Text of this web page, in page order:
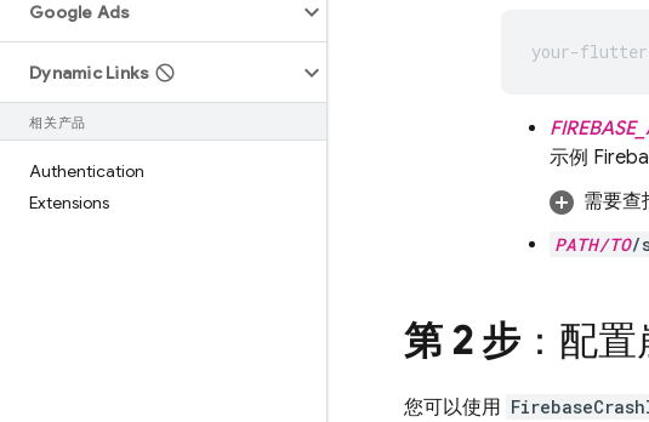
Google Ads
Dynamic Links
相关产品
Authentication
Extensions
示例
需要查
PATH/TO/
第 2 步 ：配
您可以使用